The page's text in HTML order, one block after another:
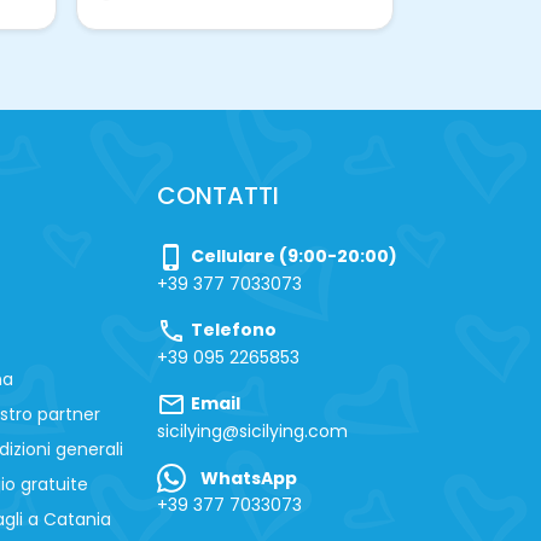
partner
generali
gratuite
a Catania
CONTATTI
phone_iphone
Cellulare (9:00-20:00)
+39 377 7033073
call Telefono
+39 095 2265853
mail Email
sicilying@sicilying.com
WhatsApp
+39 377 7033073